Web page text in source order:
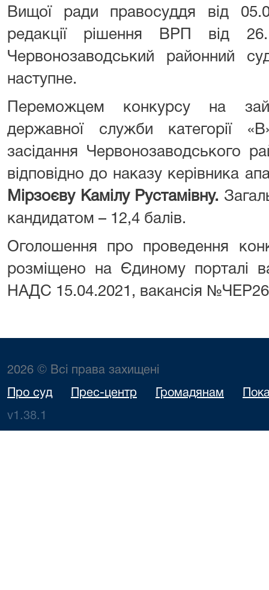
Вищої ради правосуддя від
редакції рішення ВРП від
Червонозаводський районний
наступне.
Переможцем конкурсу на
державної служби категорії
засідання Червонозаводського
відповідно до наказу керівника
Мірзоєву Камілу Рустамівну.
кандидатом – 12,4 балів.
Оголошення про проведення
розміщено на Єдиному порталі
НАДС 15.04.2021, вакансія
2026 © Всі права захищені
Про суд Прес-центр Громадянам
v1.38.1